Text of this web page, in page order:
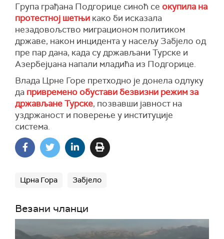
Група грађана Подгорице синоћ се окупила на
протестној шетњи како би исказала
незадовољство миграционом политиком
државе, након инцидента у насељу Забјело од
пре пар дана, када су држављани Турске и
Азербејџана напали младића из Подгорице.
Влада Црне Горе претходно је донела одлуку
да привремено обустави безвизни режим за
држављане Турске, позвавши јавност на
уздржаност и поверење у институције
система.
Црна Гора Забјело
Везани чланци